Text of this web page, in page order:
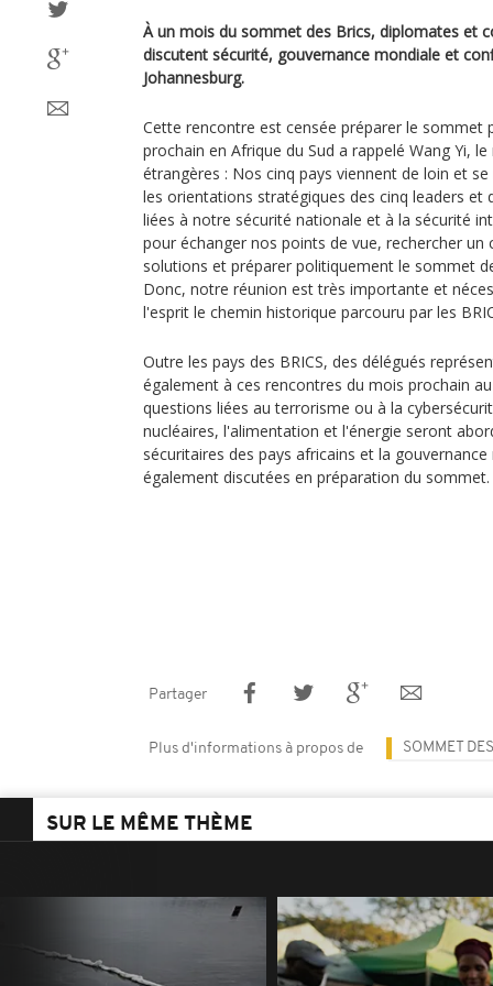
À un mois du sommet des Brics, diplomates et
discutent sécurité, gouvernance mondiale et
Johannesburg.
Cette rencontre est censée préparer le sommet
prochain en Afrique du Sud a rappelé Wang Yi,
étrangères : Nos cinq pays viennent de loin et
les orientations stratégiques des cinq leaders et
liées à notre sécurité nationale et à la sécurité
pour échanger nos points de vue, rechercher un
solutions et préparer politiquement le sommet
Donc, notre réunion est très importante et
l'esprit le chemin historique parcouru par les
Outre les pays des BRICS, des délégués
également à ces rencontres du mois prochain
questions liées au terrorisme ou à la
nucléaires, l'alimentation et l'énergie seront
sécuritaires des pays africains et la
également discutées en préparation du sommet.
Partager
Plus d'informations à propos de SOMMET
SUR LE MÊME THÈME